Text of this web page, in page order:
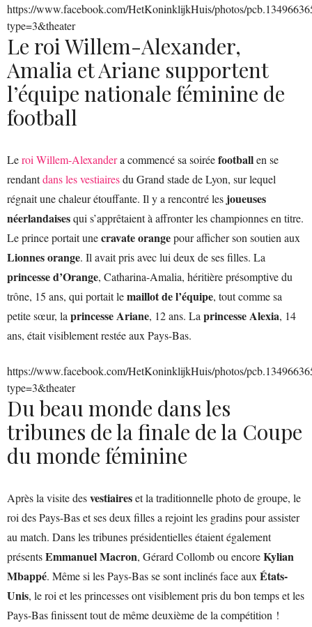
https://www.facebook.com/HetKoninklijkHuis/photos/
type=3&theater
Le roi Willem-Alexander,
Amalia et Ariane supportent
l’équipe nationale féminine de
football
Leroi Willem-Alexandera commencé sa soiréefootballen se
rendantdans les vestiairesdu Grand stade de Lyon, sur lequel
régnait une chaleur étouffante. Il y a rencontré les joueuses
néerlandaisesqui s’apprêtaient à affronter les championnes en titre.
Le prince portait unecravate orangepour afficher son soutien aux
Lionnes orange. Il avait pris avec lui deux de ses filles. La
princesse d’Orange, Catharina-Amalia, héritière présomptive du
trône, 15 ans, qui portait lemaillot de l’équipe, tout comme sa
petite sœur, la princesse Ariane, 12 ans. La princesse Alexia, 14
ans, était visiblement restée aux Pays-Bas.
https://www.facebook.com/HetKoninklijkHuis/photos/
type=3&theater
Du beau monde dans les
tribunes de la finale de la Coupe
du monde féminine
Après la visite desvestiaireset la traditionnelle photo de groupe, le
roi des Pays-Bas et ses deux filles a rejoint les gradins pour assister
au match. Dans les tribunes présidentielles étaient également
présentsEmmanuel Macron, Gérard Collomb ou encoreKylian
Mbappé. Même si les Pays-Bas se sont inclinés face aux États-
Unis, le roi et les princesses ont visiblement pris du bon temps et les
Pays-Bas finissent tout de même deuxième de la compétition !